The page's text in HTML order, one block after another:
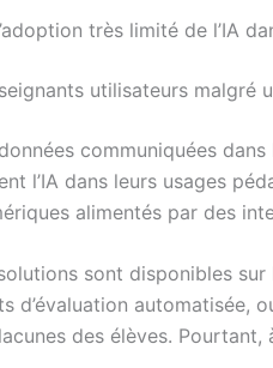
très limité de l’IA
utilisateurs
communiquées
l’IA dans leurs usages
alimentés par des
sont disponibles sur
d’évaluation
des élèves. Pourtant,